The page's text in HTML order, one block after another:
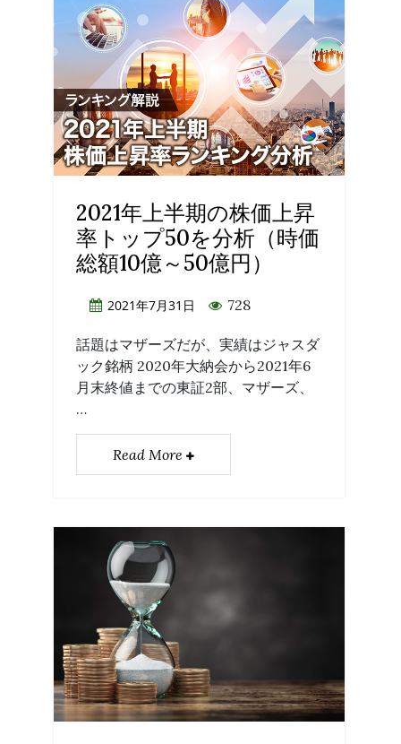
2021年上半期の株価上昇
率トップ50を分析（時価
総額10億～50億円）
2021年7月31日 728
話題はマザーズだが、実績はジャスダ
ック銘柄 2020年大納会から2021年6
月末終値までの東証2部、マザーズ、
…
Read More